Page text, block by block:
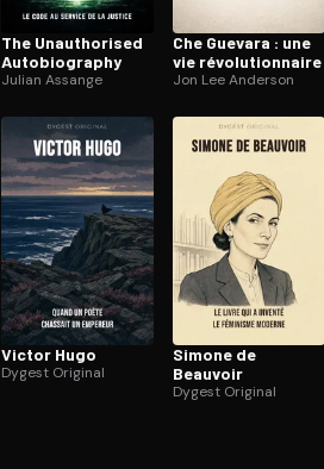
The Unau­tho­ri­sed
Au­to­bio­gra­phy
Julian Assange
Che Guevara : une
vie ré­vo­lu­tion­naire
Jon Lee Anderson
Victor Hugo
Dygest Original
Simone de
Beauvoir
Dygest Original